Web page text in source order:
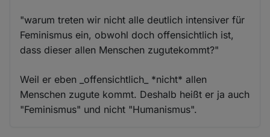
"warum treten wir nicht alle deutlich intensiver für
Feminismus ein, obwohl doch offensichtlich ist,
dass dieser allen Menschen zugutekommt?"
Weil er eben _offensichtlich_ *nicht* allen
Menschen zugute kommt. Deshalb heißt er ja auch
"Feminismus" und nicht "Humanismus".